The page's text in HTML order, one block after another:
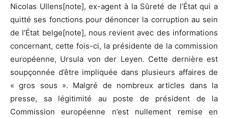
Nicolas Ullens[note], ex-agent à la Sûreté de l’État qui a
quitté ses fonctions pour dénoncer la corruption au sein
de l’État belge[note], nous revient avec des informations
concernant, cette fois-ci, la présidente de la commission
européenne, Ursula von der Leyen. Cette dernière est
soupçonnée d’être impliquée dans plusieurs affaires de
« gros sous ». Malgré de nombreux articles dans la
presse, sa légitimité au poste de président de la
Commission européenne n’est nullement remise en